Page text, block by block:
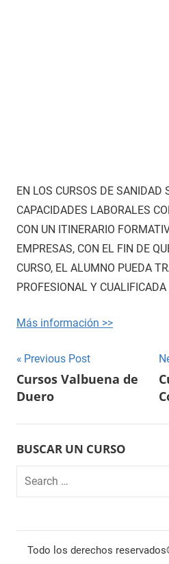
EN LOS CURSOS DE SANIDAD
CAPACIDADES LABORALES
CON UN ITINERARIO
EMPRESAS, CON EL FIN DE
CURSO, EL ALUMNO PUEDA
PROFESIONAL Y
Más información >>
Navegación
de
Previous Post
Cursos Valbuena de
Duero
BUSCAR UN CURSO
Search
for:
Todo los derechos